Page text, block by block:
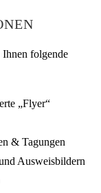
folgende
„Flyer“
& Tagungen
Ausweisbildern